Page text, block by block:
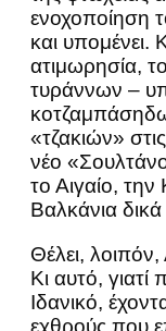
ενοχοποίηση
και
ατιμωρησία,
τυράννων –
«τζακιών»
νέο
το Αιγαίο,
Βαλκάνια δικά
Θέλει,
Κι αυτό, γιατί
Ιδανικό,
εχθρούς που